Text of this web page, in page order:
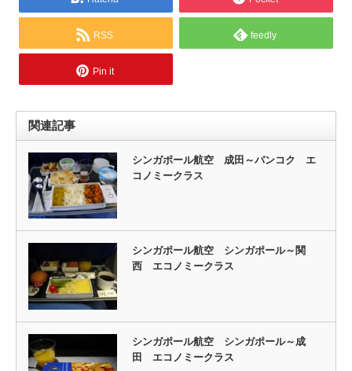
RSS feedly
Pin it
関連記事
シンガポール航空 成田～バンコク エ
コノミークラス
シンガポール航空 シンガポール～関
西 エコノミークラス
シンガポール航空 シンガポール～成
田 エコノミークラス